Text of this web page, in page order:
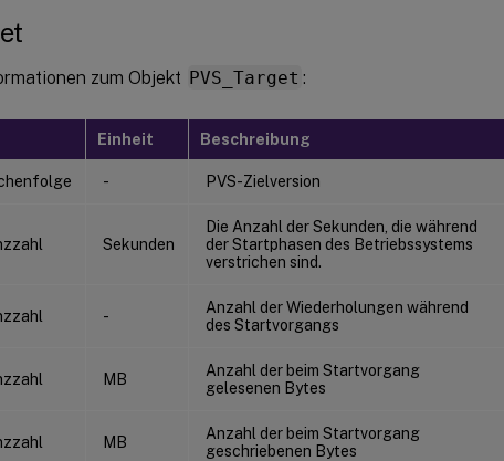
zum Objekt PVS_Target :
Einheit Beschreibung
- PVS-Zielversion
Sekunden
Die Anzahl der Sekunden, die während
der Startphasen des Betriebssystems
verstrichen sind.
-
Anzahl der Wiederholungen während
des Startvorgangs
MB
Anzahl der beim Startvorgang
gelesenen Bytes
MB
Anzahl der beim Startvorgang
geschriebenen Bytes